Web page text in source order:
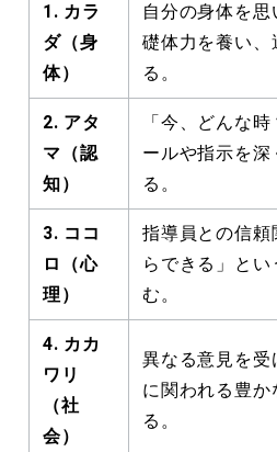
1. カラ
ダ（身
体）
自分の身体を
礎体力を養い、
る。
2. アタ
マ（認
知）
「今、どんな
ールや指示を深
る。
3. ココ
ロ（心
理）
指導員との信頼
らできる」と
む。
4. カカ
ワリ
（社
会）
異なる意見を受
に関われる豊
る。